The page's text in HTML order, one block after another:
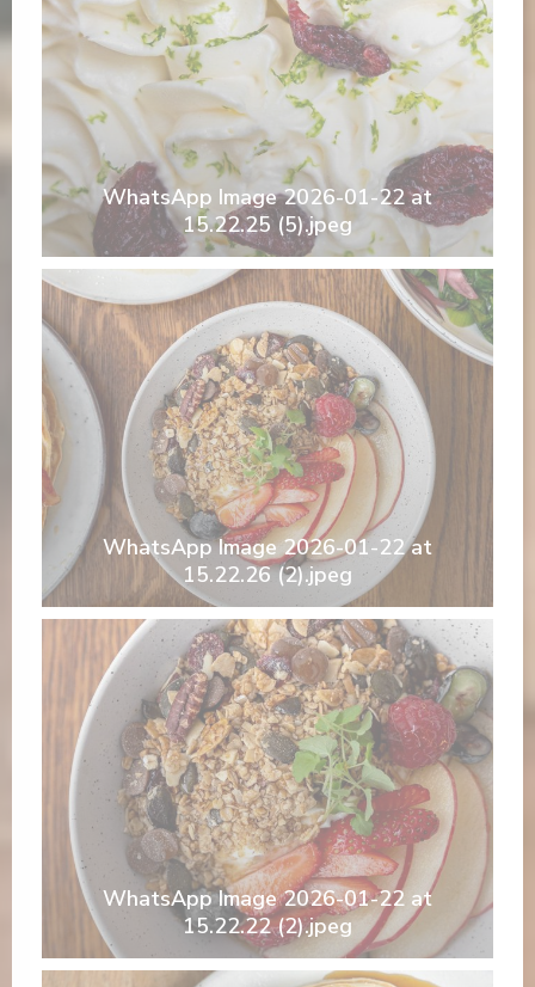
WhatsApp Image 2026-01-22 at
15.22.25 (5).jpeg
WhatsApp Image 2026-01-22 at
15.22.26 (2).jpeg
WhatsApp Image 2026-01-22 at
15.22.22 (2).jpeg